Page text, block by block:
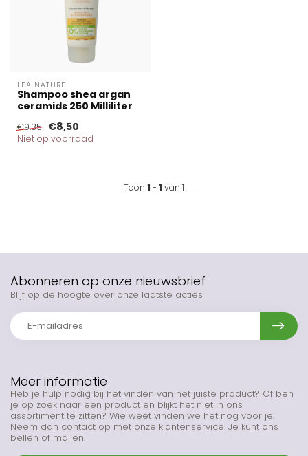
LEA NATURE
Shampoo shea argan
ceramids 250 Milliliter
€9,35 €8,50
Niet op voorraad
Toon 1 - 1 van 1
Meer informatie
Heb je hulp nodig bij het vinden van het juiste product? Of ben
je op zoek naar een product en blijkt het niet in ons
assortiment te zitten? Wie weet vinden we het nog voor je.
Neem dan contact op met onze klantenservice. Je kunt ons
bellen of mailen.
Abonneren op onze nieuwsbrief
Blijf op de hoogte over onze laatste acties